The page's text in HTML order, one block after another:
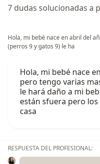
7 dudas solucionadas a
Hola, mi bebé nace en abril del
(perros 9 y gatos 9) le ha
Hola, mi bebé nace
pero tengo varias
le hará daño a mi
están sfuera pero
casa
RESPUESTA DEL PROFESIONAL: